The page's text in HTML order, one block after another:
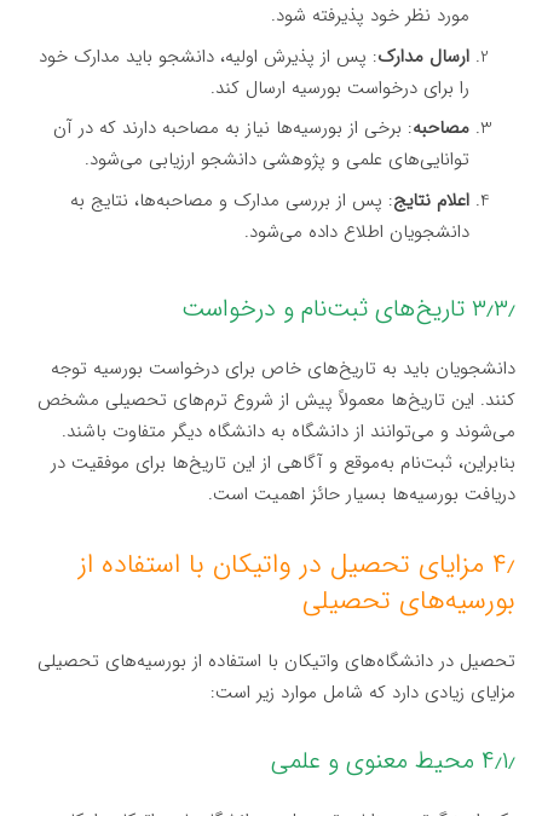
مورد نظر خود پذیرفته شود.
ارسال مدارک: پس از پذیرش اولیه، دانشجو باید مدارک خود
را برای درخواست بورسیه ارسال کند.
مصاحبه: برخی از بورسیه‌ها نیاز به مصاحبه دارند که در آن
توانایی‌های علمی و پژوهشی دانشجو ارزیابی می‌شود.
اعلام نتایج: پس از بررسی مدارک و مصاحبه‌ها، نتایج به
دانشجویان اطلاع داده می‌شود.
۳٫۳٫ تاریخ‌های ثبت‌نام و درخواست
دانشجویان باید به تاریخ‌های خاص برای درخواست بورسیه توجه
کنند. این تاریخ‌ها معمولاً پیش از شروع ترم‌های تحصیلی مشخص
می‌شوند و می‌توانند از دانشگاه به دانشگاه دیگر متفاوت باشند.
بنابراین، ثبت‌نام به‌موقع و آگاهی از این تاریخ‌ها برای موفقیت در
دریافت بورسیه‌ها بسیار حائز اهمیت است.
۴٫ مزایای تحصیل در واتیکان با استفاده از
بورسیه‌های تحصیلی
تحصیل در دانشگاه‌های واتیکان با استفاده از بورسیه‌های تحصیلی
مزایای زیادی دارد که شامل موارد زیر است:
۴٫۱٫ محیط معنوی و علمی